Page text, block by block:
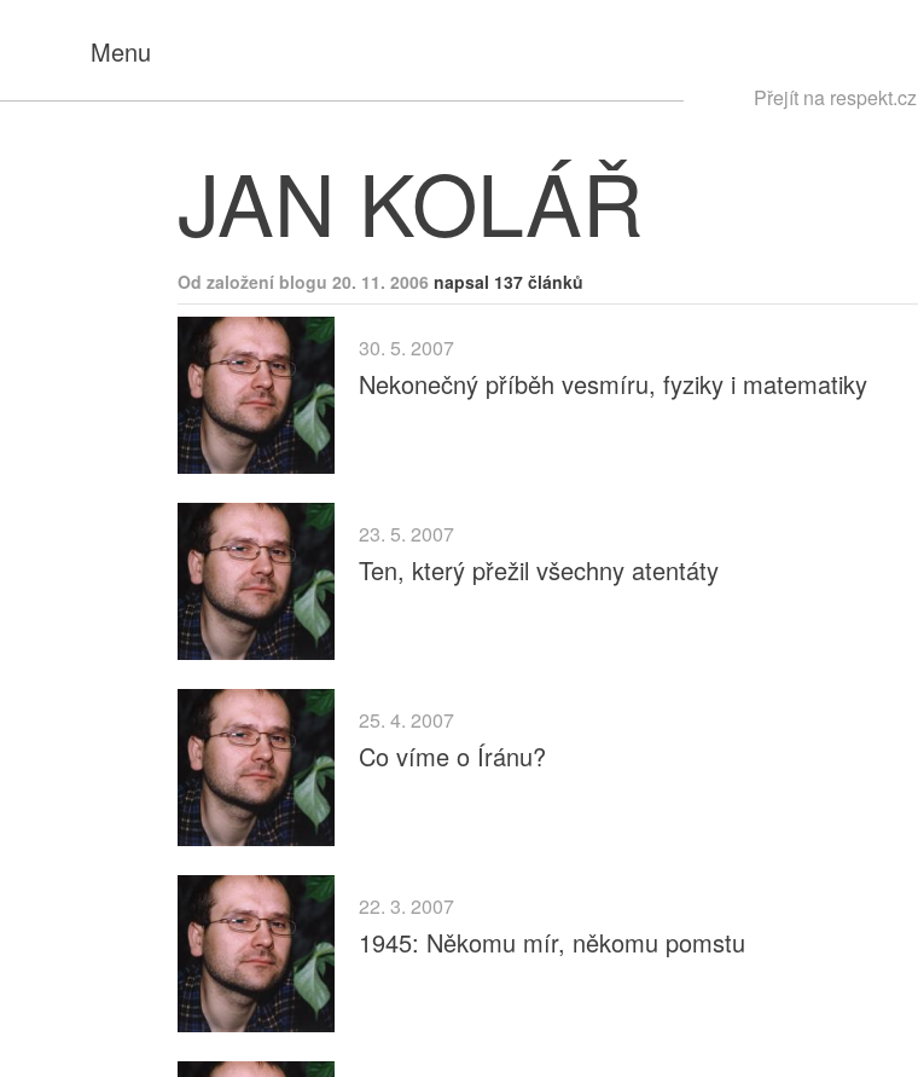
Menu
Přejít na respekt.cz
JAN KOLÁŘ
Od založení blogu 20. 11. 2006 napsal 137 článků
30. 5. 2007
Nekonečný příběh vesmíru, fyziky i matematiky
23. 5. 2007
Ten, který přežil všechny atentáty
25. 4. 2007
Co víme o Íránu?
22. 3. 2007
1945: Někomu mír, někomu pomstu